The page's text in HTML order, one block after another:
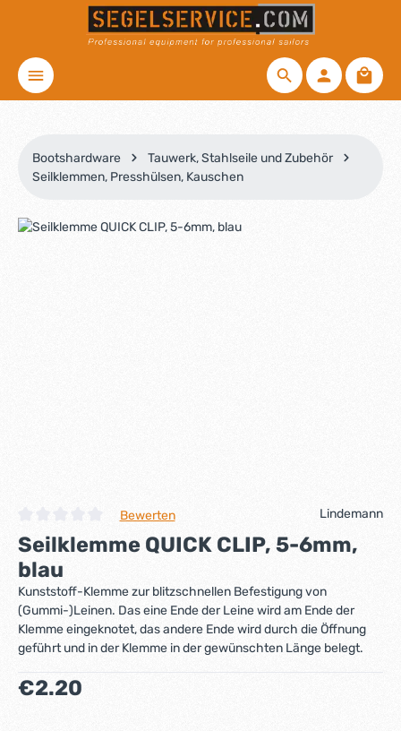
Zum Hauptinhalt springen
Bootshardware
Tauwerk, Stahlseile und Zubehör
Seilklemmen, Presshülsen, Kauschen
Bildergalerie überspringen
Durchschnittliche Bewertung von 0 von 5 Sternen
Bewerten Lindemann
Seilklemme QUICK CLIP, 5-6mm,
blau
Kunststoff-Klemme zur blitzschnellen Befestigung von
(Gummi-)Leinen. Das eine Ende der Leine wird am Ende der
Klemme eingeknotet, das andere Ende wird durch die Öffnung
geführt und in der Klemme in der gewünschten Länge belegt.
Regulärer Preis:
€2.20